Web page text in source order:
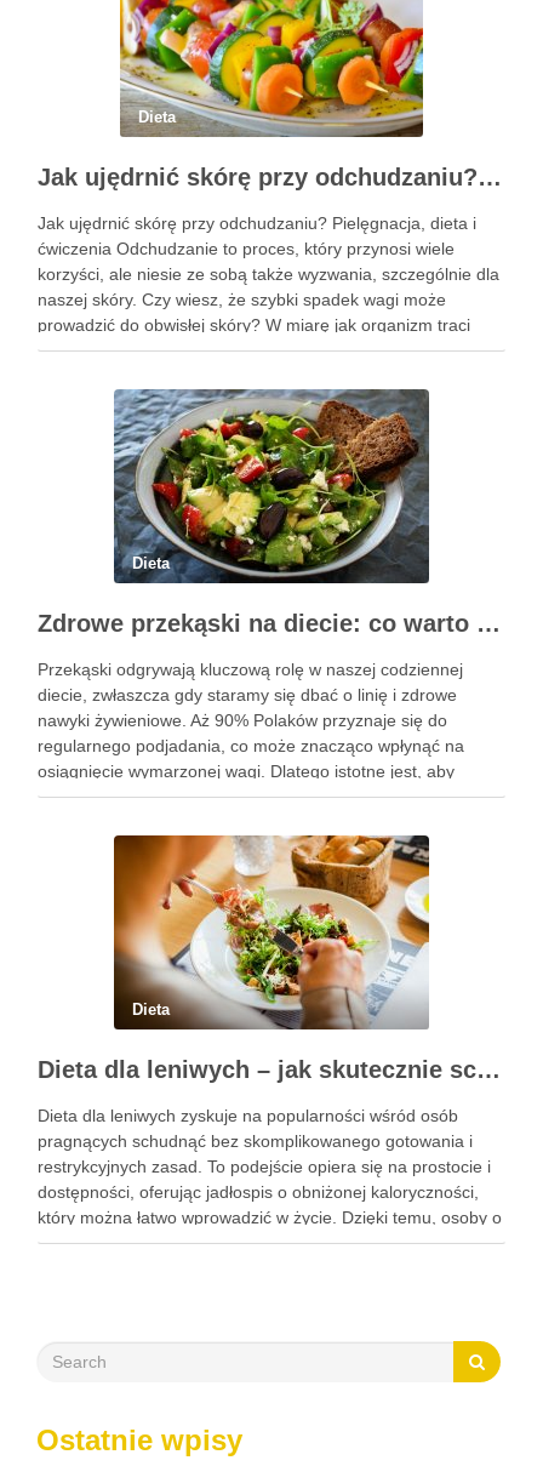
Dieta
Jak ujędrnić skórę przy odchudzaniu? Pielęgnacja i skuteczne metody
Jak ujędrnić skórę przy odchudzaniu? Pielęgnacja, dieta i
ćwiczenia Odchudzanie to proces, który przynosi wiele
korzyści, ale niesie ze sobą także wyzwania, szczególnie dla
naszej skóry. Czy wiesz, że szybki spadek wagi może
prowadzić do obwisłej skóry? W miarę jak organizm traci
nadmiar tkanki tłuszczowej, skóra często nie nadąża za …
Dieta
Zdrowe przekąski na diecie: co warto wiedzieć i wybrać?
Przekąski odgrywają kluczową rolę w naszej codziennej
diecie, zwłaszcza gdy staramy się dbać o linię i zdrowe
nawyki żywieniowe. Aż 90% Polaków przyznaje się do
regularnego podjadania, co może znacząco wpłynąć na
osiągnięcie wymarzonej wagi. Dlatego istotne jest, aby
wybierać przekąski, które są lekkostrawne, niskokaloryczne i
Dieta
Dieta dla leniwych – jak skutecznie schudnąć bez wysiłku?
Dieta dla leniwych zyskuje na popularności wśród osób
pragnących schudnąć bez skomplikowanego gotowania i
restrykcyjnych zasad. To podejście opiera się na prostocie i
dostępności, oferując jadłospis o obniżonej kaloryczności,
który można łatwo wprowadzić w życie. Dzięki temu, osoby o
różnych stylach życia mogą z powodzeniem wprowadzać
Ostatnie wpisy